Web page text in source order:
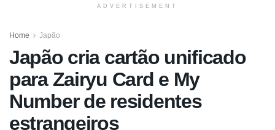
ADVERTISEMENT
Home Japão
Japão cria cartão unificado
para Zairyu Card e My
Number de residentes
estrangeiros